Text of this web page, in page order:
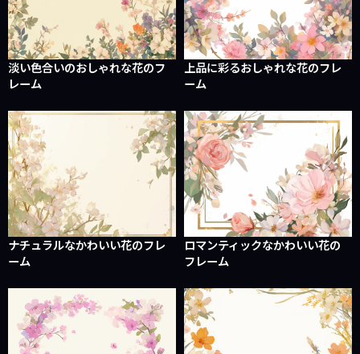
淡い色合いのおしゃれな花のフ
レーム
上品に彩るおしゃれな花のフレ
ーム
ナチュラルなかわいい花のフレ
ーム
ロマンティックなかわいい花の
フレーム